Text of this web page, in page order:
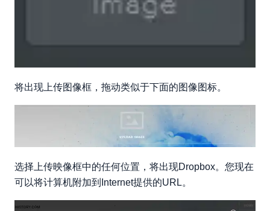
将出现上传图像框，拖动类似于下面的图像图标。
选择上传映像框中的任何位置，将出现Dropbox。您现在
可以将计算机附加到Internet提供的URL。